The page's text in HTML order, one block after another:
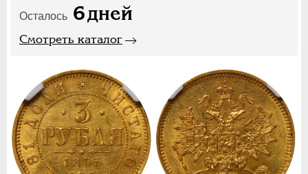
Осталось 6дней
Смотреть каталог